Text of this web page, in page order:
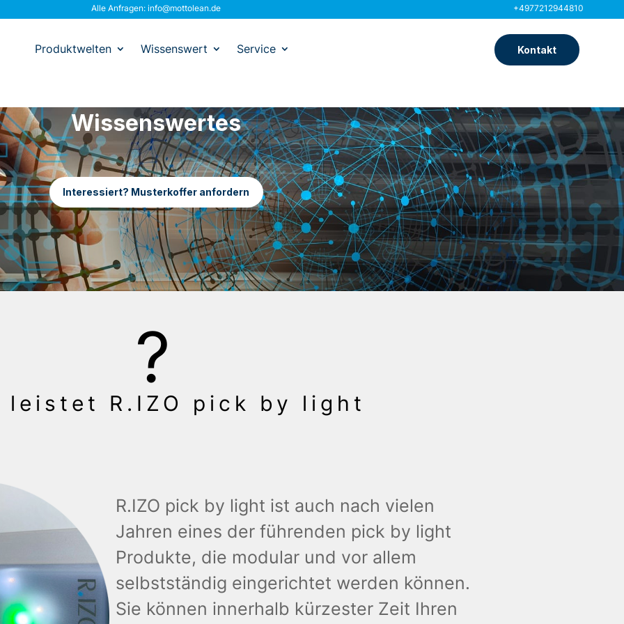
Alle Anfragen: info@mottolean.de +4977212944810
Produktwelten Wissenswert Service Kontakt
Wissenswertes
Interessiert? Musterkoffer anfordern
leistet R.IZO pick by light
R.IZO pick by light ist auch nach vielen
Jahren eines der führenden pick by light
Produkte, die modular und vor allem
selbstständig eingerichtet werden können.
Sie können innerhalb kürzester Zeit Ihren